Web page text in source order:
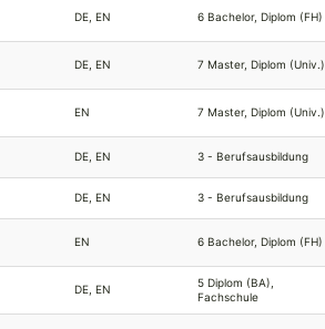
DE, EN 6 Bachelor, Diplom (FH)
DE, EN 7 Master, Diplom (Univ.)
EN 7 Master, Diplom (Univ.)
DE, EN 3 - Berufsausbildung
DE, EN 3 - Berufsausbildung
EN 6 Bachelor, Diplom (FH)
DE, EN
5 Diplom (BA),
Fachschule